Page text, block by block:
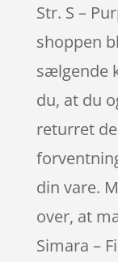
Str. S –
shoppen
sælgende
du, at du
returret
din vare.
over, at
Simara –